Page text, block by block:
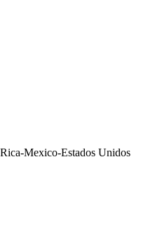
Mexico-Estados Unidos